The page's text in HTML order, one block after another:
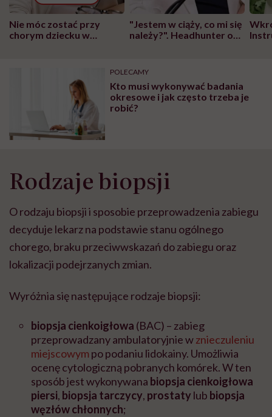
Nie móc zostać przy
chorym dziecku w
"Jestem w ciąży, co mi się
należy?". Headhunter o
pracy
POLECAMY
Kto musi wykonywać badania
okresowe i jak często trzeba je
robić?
Rodzaje biopsji
O rodzaju biopsji i sposobie przeprowadzenia zabiegu
decyduje lekarz na podstawie stanu ogólnego
chorego, braku przeciwwskazań do zabiegu oraz
lokalizacji podejrzanych zmian.
Wyróżnia się następujące rodzaje biopsji:
biopsja cienkoigłowa (BAC) – zabieg
przeprowadzany ambulatoryjnie wznieczuleniu
miejscowym po podaniu lidokainy. Umożliwia
ocenę cytologiczną pobranych komórek. W ten
sposób jest wykonywana biopsja cienkoigłowa
piersi, biopsja tarczycy, prostaty lub biopsja
węzłów chłonnych;